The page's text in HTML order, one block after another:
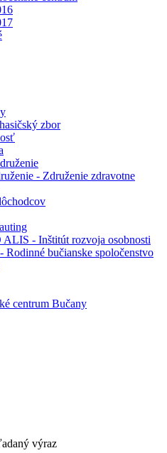
zbor
- Združenie zdravotne
- Inštitút rozvoja osobnosti
bučianske spoločenstvo
centrum Bučany
výraz